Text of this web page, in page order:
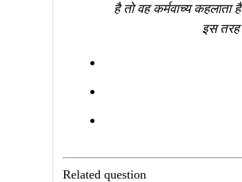
है तो वह कर्मवाच्य कहलाता
इस तरह
Related question